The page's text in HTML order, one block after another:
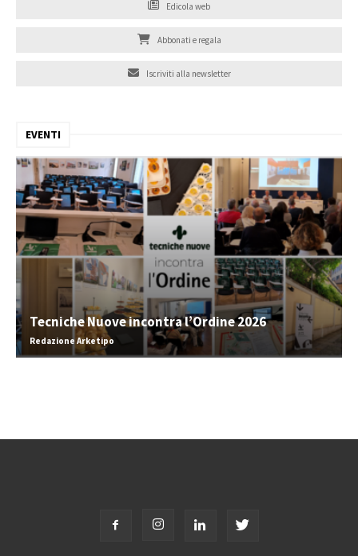
Edicola web
Abbonati e regala
Iscriviti alla newsletter
EVENTI
Tecniche Nuove incontra l’Ordine 2026
Redazione Arketipo